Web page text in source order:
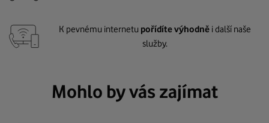
K pevnému internetu pořídíte výhodně i další naše
služby.
Mohlo by vás zajímat